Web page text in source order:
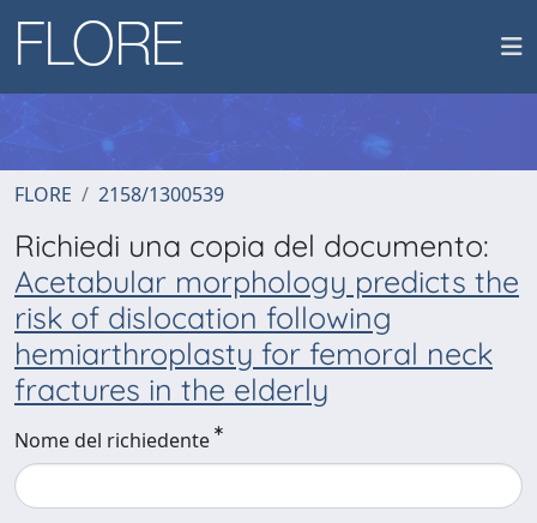
FLORE 2158/1300539
Richiedi una copia del documento:
Acetabular morphology predicts the
risk of dislocation following
hemiarthroplasty for femoral neck
fractures in the elderly
Nome del richiedente